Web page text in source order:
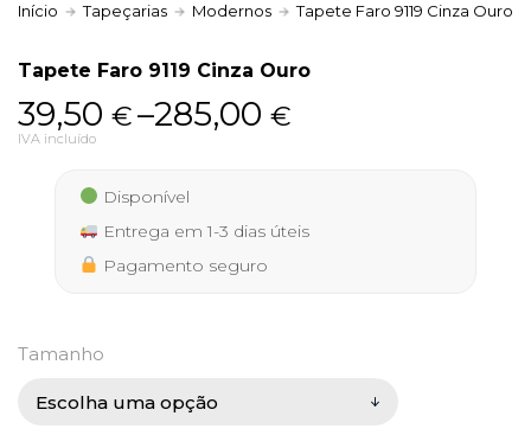
Início Tapeçarias Modernos Tapete Faro 9119 Cinza Ouro
Tapete Faro 9119 Cinza Ouro
39,50 €–285,00€
Price
range:
39,50 €
through
285,00 €
IVA incluído
Disponível
Entrega em 1-3 dias úteis
Pagamento seguro
Tamanho